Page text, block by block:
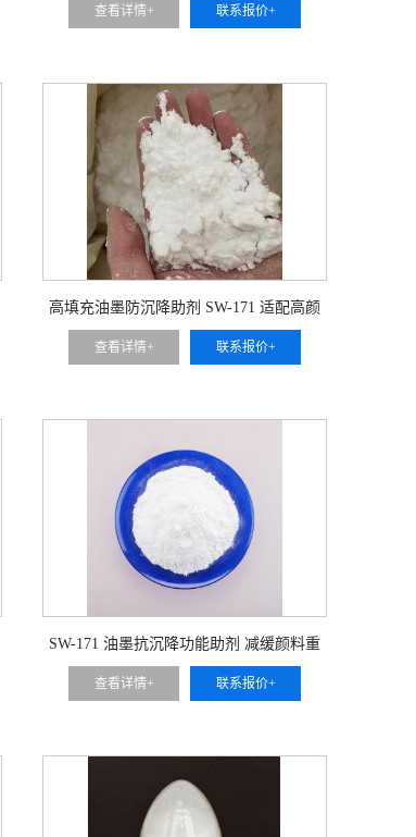
油墨通透清晰度 同时稳固悬浮状态 可用于
查看详情+ 联系报价+
高填充油墨防沉降助剂 SW-171 适配高颜
料高填料油墨配方 稳定体系不塌陷 可用于
查看详情+ 联系报价+
SW-171 油墨抗沉降功能助剂 减缓颜料重
力沉降速度 底部无硬沉淀 可用于 大包装
查看详情+ 联系报价+